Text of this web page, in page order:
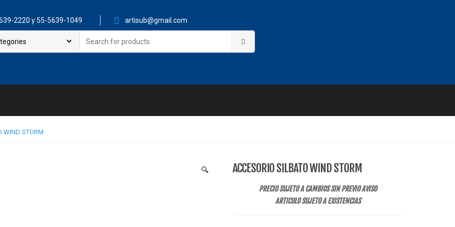
2220 y 55-5639-1049 artisub@gmail.com
for:
WIND STORM
🔍 ACCESORIO SILBATO WIND STORM
PRECIO SUJETO A CAMBIOS SIN PREVIO AVISO
ARTICULO SUJETO A EXISTENCIAS